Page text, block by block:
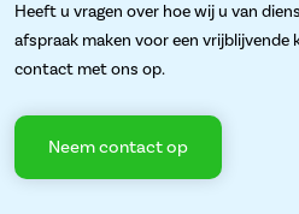
Heeft u vragen over hoe wij u van
afspraak maken voor een vrijblijvende
contact met ons op.
Neem contact op